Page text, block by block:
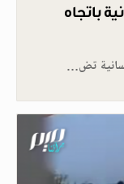
باتجاه
تض…